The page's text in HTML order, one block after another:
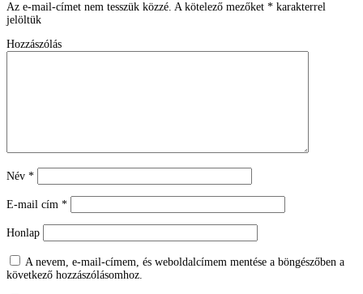
Az e-mail-címet nem tesszük közzé. A kötelező mezőket * karakterrel
jelöltük
Hozzászólás
Név *
E-mail cím *
Honlap
A nevem, e-mail-címem, és weboldalcímem mentése a böngészőben a
következő hozzászólásomhoz.